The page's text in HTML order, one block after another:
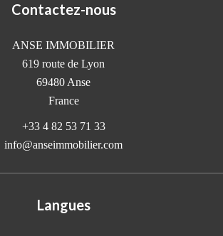
Contactez-nous
ANSE IMMOBILIER
619 route de Lyon
69480 Anse
France
+33 4 82 53 71 33
info@anseimmobilier.com
Langues